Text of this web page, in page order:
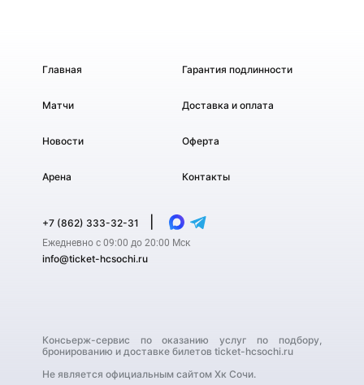
Главная
Матчи
Новости
Арена
Гарантия подлинности
Доставка и оплата
Оферта
Контакты
+7 (862) 333-32-31
Ежедневно с 09:00 до 20:00 Мск
info@ticket-hcsochi.ru
Консьерж-сервис по оказанию услуг по подбору,
бронированию и доставке билетов ticket-hcsochi.ru
Не является официальным сайтом Хк Сочи.